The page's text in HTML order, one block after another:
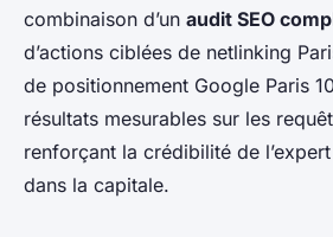
combinaison d’un audit SEO
d’actions ciblées de netlinking
de positionnement Google Paris
résultats mesurables sur les
renforçant la crédibilité de l’expert
dans la capitale.